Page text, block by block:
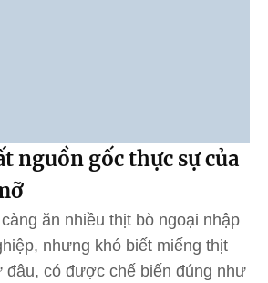
nguồn gốc thực sự của
ăn nhiều thịt bò ngoại nhập
nhưng khó biết miếng thịt
đâu, có được chế biến đúng như